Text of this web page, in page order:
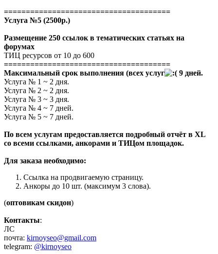
======================================
Услуга №5 (2500р.)
Размещение 250 ссылок в тематических статьях на
форумах
ТИЦ ресурсов от 10 до 600
======================================
Максимальный срок выполнения (всех услуг
9 дней.
Услуга № 1 ~ 2 дня.
Услуга № 2 ~ 2 дня.
Услуга № 3 ~ 3 дня.
Услуга № 4 ~ 7 дней.
Услуга № 5 ~ 7 дней.
По всем услугам предоставляется подробный отчёт в XL
со всеми ссылками, анкорами и ТИЦом площадок.
Для заказа необходимо:
Ссылка на продвигаемую страницу.
Анкоры до 10 шт. (максимум 3 слова).
(оптовикам скидон)
Контакты:
ЛС
почта: kirnoyseo@gmail.com
telegram: @kirnoyseo